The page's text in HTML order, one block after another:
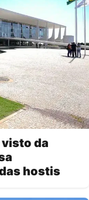
da
hostis